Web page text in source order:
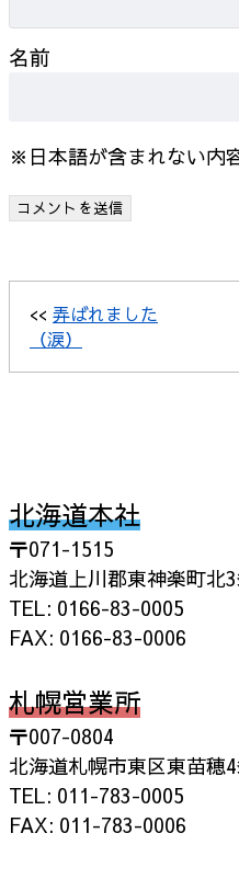
名前
※日本語が含まれない内
<< 弄ばれました
（涙）
北海道本社
〒071-1515
北海道上川郡東神楽町北
TEL: 0166-83-0005
FAX: 0166-83-0006
札幌営業所
〒007-0804
北海道札幌市東区東苗穂
TEL: 011-783-0005
FAX: 011-783-0006